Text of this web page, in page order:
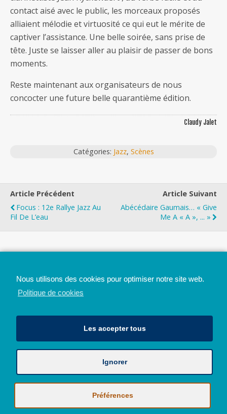
contact aisé avec le public, les morceaux proposés
alliaient mélodie et virtuosité ce qui eut le mérite de
captiver l’assistance. Une belle soirée, sans prise de
tête. Juste se laisser aller au plaisir de passer de bons
moments.
Reste maintenant aux organisateurs de nous
concocter une future belle quarantième édition.
Claudy Jalet
Catégories: Jazz, Scènes
Article Précédent
Focus : 12e Rallye Jazz Au
Fil De L’eau
Article Suivant
Abécédaire Gaumais… « Give
Me A « A », ... »
Avec le soutien de la Province de Liège
© 2026 - Tous droits réservés - JazzMania
Politique en matière de confidentialité et de vie privée
Nous utilisons des cookies pour optimiser notre site web.
Politique de cookies
Les accepter tous
Ignorer
Préférences